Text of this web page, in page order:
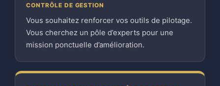
CONTRÔLE DE GESTION
Vous souhaitez renforcer vos outils de pilotage.
Vous cherchez un pôle d’experts pour une
mission ponctuelle d’amélioration.